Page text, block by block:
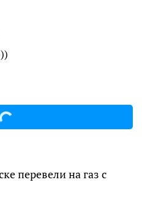
перевели на газ с